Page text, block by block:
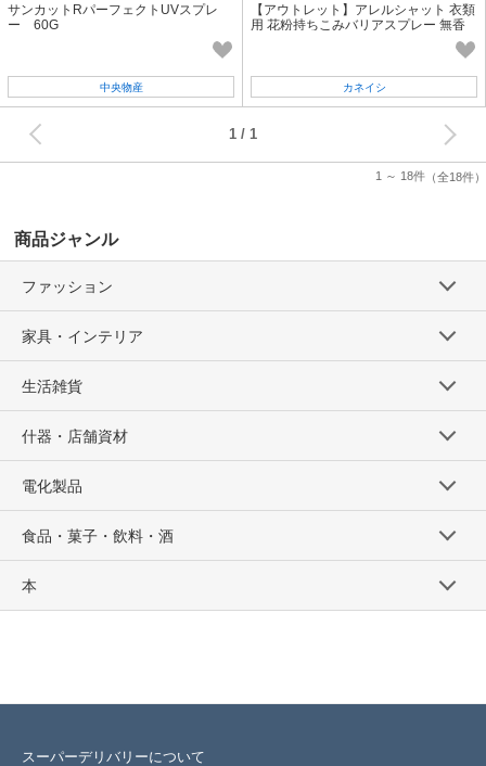
サンカットRパーフェクトUVスプレ
ー 60G
中央物産
【アウトレット】アレルシャット 衣類
用 花粉持ちこみバリアスプレー 無香
カネイシ
1 ～ 18件 （全18件）
1
商品ジャンル
ファッション
家具・インテリア
生活雑貨
什器・店舗資材
電化製品
食品・菓子・飲料・酒
本
スーパーデリバリーについて